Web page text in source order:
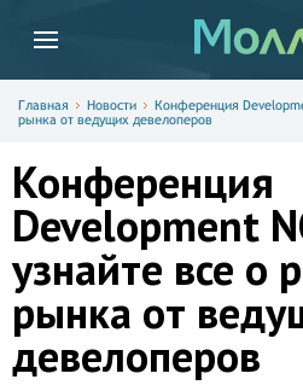
Главная Новости
Конференция
рынка от ведущих девелоперов
Конференция
Development
узнайте все о
рынка от
девелоперов